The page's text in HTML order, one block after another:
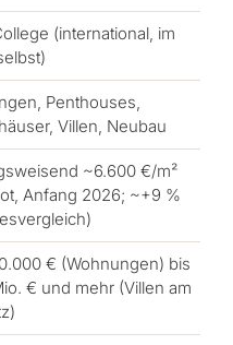
(international, im
Penthouses,
Villen, Neubau
~6.600 €/m²
Anfang 2026; ~+9 %
€ (Wohnungen) bis
€ und mehr (Villen am